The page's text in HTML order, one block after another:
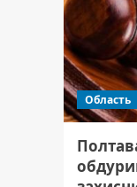
Область